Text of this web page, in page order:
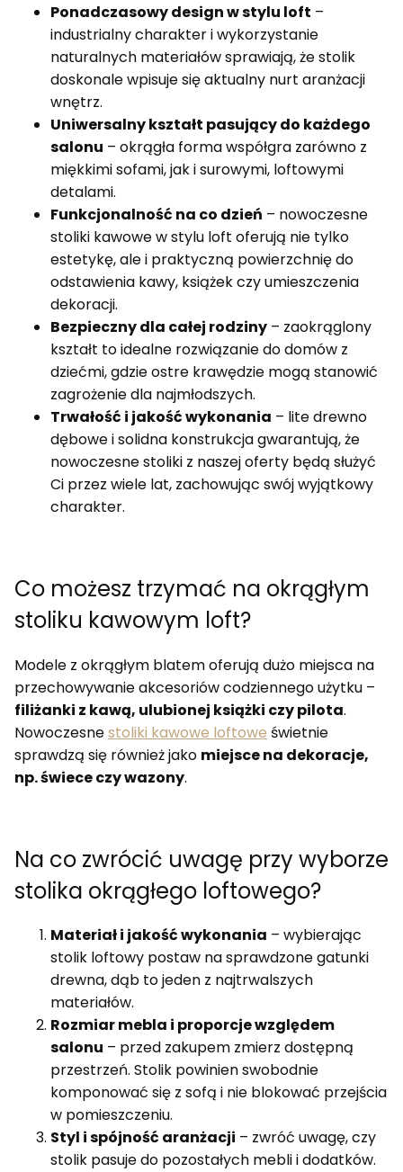
Ponadczasowy design w stylu loft –
industrialny charakter i wykorzystanie
naturalnych materiałów sprawiają, że stolik
doskonale wpisuje się aktualny nurt aranżacji
wnętrz.
Uniwersalny kształt pasujący do każdego
salonu – okrągła forma współgra zarówno z
miękkimi sofami, jak i surowymi, loftowymi
detalami.
Funkcjonalność na co dzień – nowoczesne
stoliki kawowe w stylu loft oferują nie tylko
estetykę, ale i praktyczną powierzchnię do
odstawienia kawy, książek czy umieszczenia
dekoracji.
Bezpieczny dla całej rodziny – zaokrąglony
kształt to idealne rozwiązanie do domów z
dziećmi, gdzie ostre krawędzie mogą stanowić
zagrożenie dla najmłodszych.
Trwałość i jakość wykonania – lite drewno
dębowe i solidna konstrukcja gwarantują, że
nowoczesne stoliki z naszej oferty będą służyć
Ci przez wiele lat, zachowując swój wyjątkowy
charakter.
Co możesz trzymać na okrągłym
stoliku kawowym loft?
Modele z okrągłym blatem oferują dużo miejsca na
przechowywanie akcesoriów codziennego użytku –
filiżanki z kawą, ulubionej książki czy pilota.
Nowoczesnestoliki kawowe loftowe świetnie
sprawdzą się również jako miejsce na dekoracje,
np. świece czy wazony.
Na co zwrócić uwagę przy wyborze
stolika okrągłego loftowego?
Materiał i jakość wykonania – wybierając
stolik loftowy postaw na sprawdzone gatunki
drewna, dąb to jeden z najtrwalszych
materiałów.
Rozmiar mebla i proporcje względem
salonu – przed zakupem zmierz dostępną
przestrzeń. Stolik powinien swobodnie
komponować się z sofą i nie blokować przejścia
w pomieszczeniu.
Styl i spójność aranżacji – zwróć uwagę, czy
stolik pasuje do pozostałych mebli i dodatków.